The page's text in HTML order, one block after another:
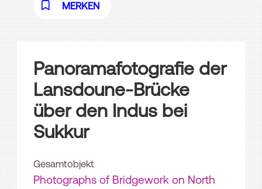
MERKEN
Panoramafotografie der
Lansdoune-Brücke
über den Indus bei
Sukkur
Gesamtobjekt
Photographs of Bridgework on North